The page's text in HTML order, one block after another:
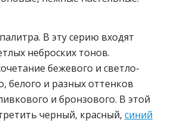
В эту серию входят
неброских тонов.
бежевого и светло-
белого и разных оттенков
и бронзового. В этой
черный, красный,синий